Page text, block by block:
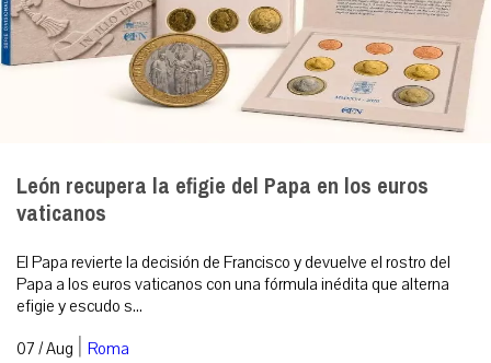
León recupera la efigie del Papa en los euros
vaticanos
El Papa revierte la decisión de Francisco y devuelve el rostro del
Papa a los euros vaticanos con una fórmula inédita que alterna
efigie y escudo s...
07 / Aug | Roma